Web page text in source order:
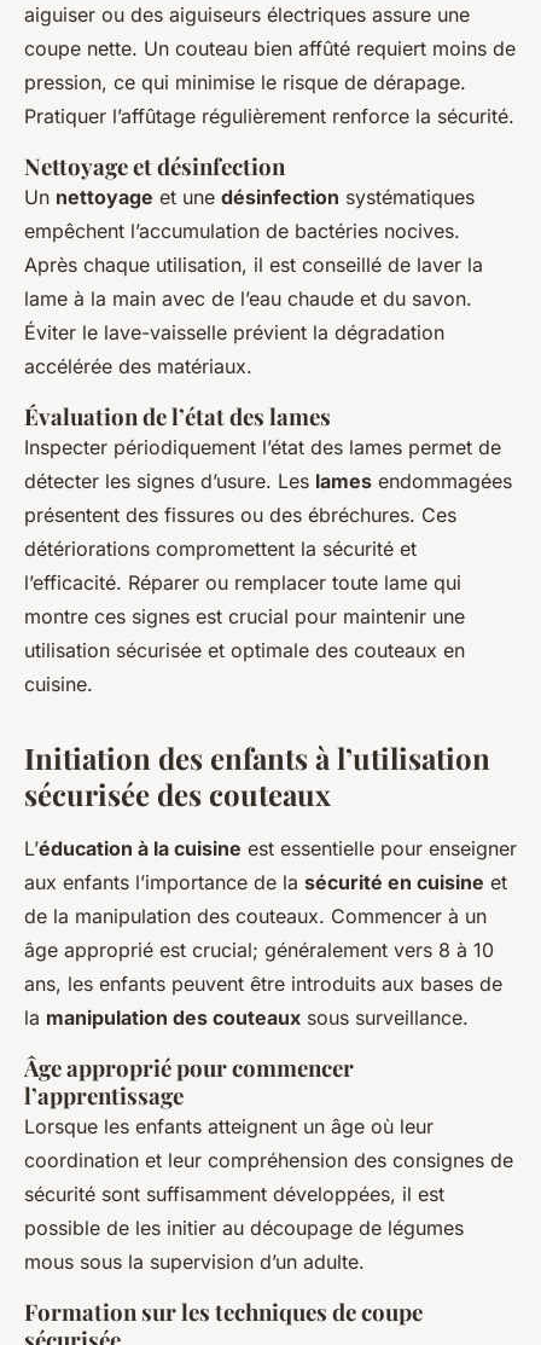
aiguiser ou des aiguiseurs électriques assure une
coupe nette. Un couteau bien affûté requiert moins de
pression, ce qui minimise le risque de dérapage.
Pratiquer l’affûtage régulièrement renforce la sécurité.
Nettoyage et désinfection
Un nettoyage et une désinfection systématiques
empêchent l’accumulation de bactéries nocives.
Après chaque utilisation, il est conseillé de laver la
lame à la main avec de l’eau chaude et du savon.
Éviter le lave-vaisselle prévient la dégradation
accélérée des matériaux.
Évaluation de l’état des lames
Inspecter périodiquement l’état des lames permet de
détecter les signes d’usure. Les lames endommagées
présentent des fissures ou des ébréchures. Ces
détériorations compromettent la sécurité et
l’efficacité. Réparer ou remplacer toute lame qui
montre ces signes est crucial pour maintenir une
utilisation sécurisée et optimale des couteaux en
cuisine.
Initiation des enfants à l’utilisation
sécurisée des couteaux
L’éducation à la cuisine est essentielle pour enseigner
aux enfants l’importance de la sécurité en cuisine et
de la manipulation des couteaux. Commencer à un
âge approprié est crucial; généralement vers 8 à 10
ans, les enfants peuvent être introduits aux bases de
la manipulation des couteaux sous surveillance.
Âge approprié pour commencer
l’apprentissage
Lorsque les enfants atteignent un âge où leur
coordination et leur compréhension des consignes de
sécurité sont suffisamment développées, il est
possible de les initier au découpage de légumes
mous sous la supervision d’un adulte.
Formation sur les techniques de coupe